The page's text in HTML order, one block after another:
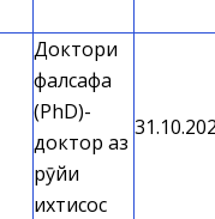
Доктори
фалсафа
(PhD)-
доктор аз
рӯйи
ихтисос